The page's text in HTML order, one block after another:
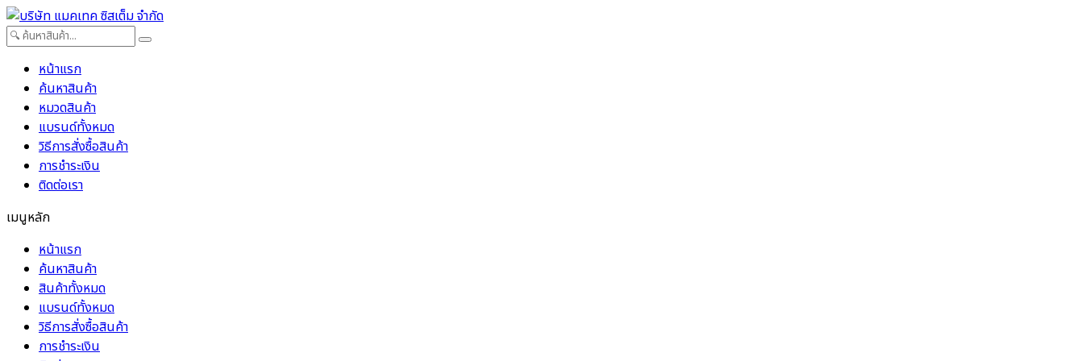
หน้าแรก
ค้นหาสินค้า
หมวดสินค้า
แบรนด์ทั้งหมด
วิธีการสั่งซื้อสินค้า
การชำระเงิน
ติดต่อเรา
เมนูหลัก
หน้าแรก
ค้นหาสินค้า
สินค้าทั้งหมด
แบรนด์ทั้งหมด
วิธีการสั่งซื้อสินค้า
การชำระเงิน